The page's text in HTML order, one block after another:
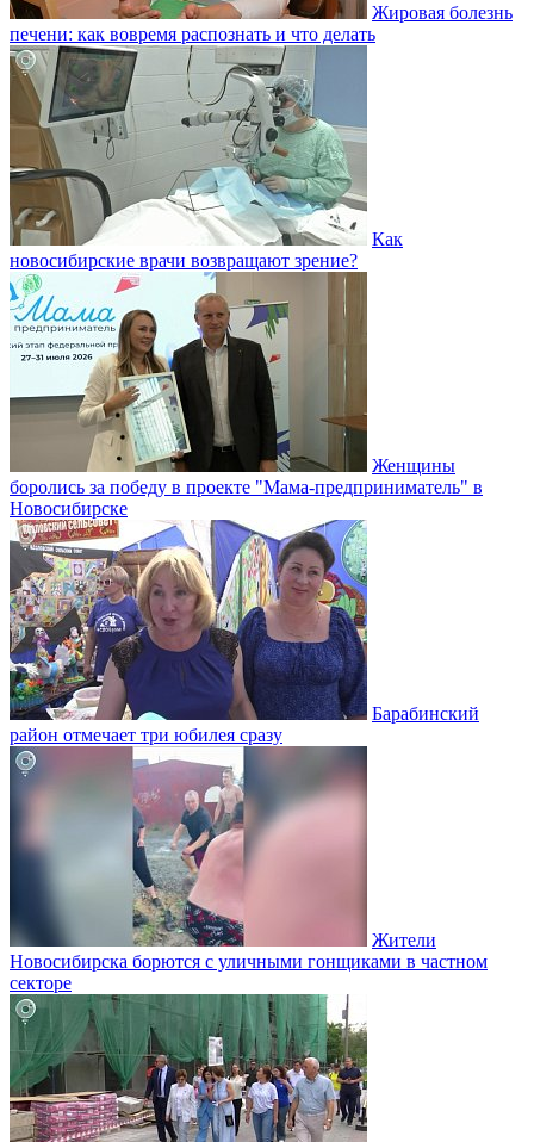
Жировая болезнь
печени: как вовремя распознать и что делать
Как
новосибирские врачи возвращают зрение?
Женщины
боролись за победу в проекте "Мама-предприниматель" в
Новосибирске
Барабинский
район отмечает три юбилея сразу
Жители
Новосибирска борются с уличными гонщиками в частном
секторе